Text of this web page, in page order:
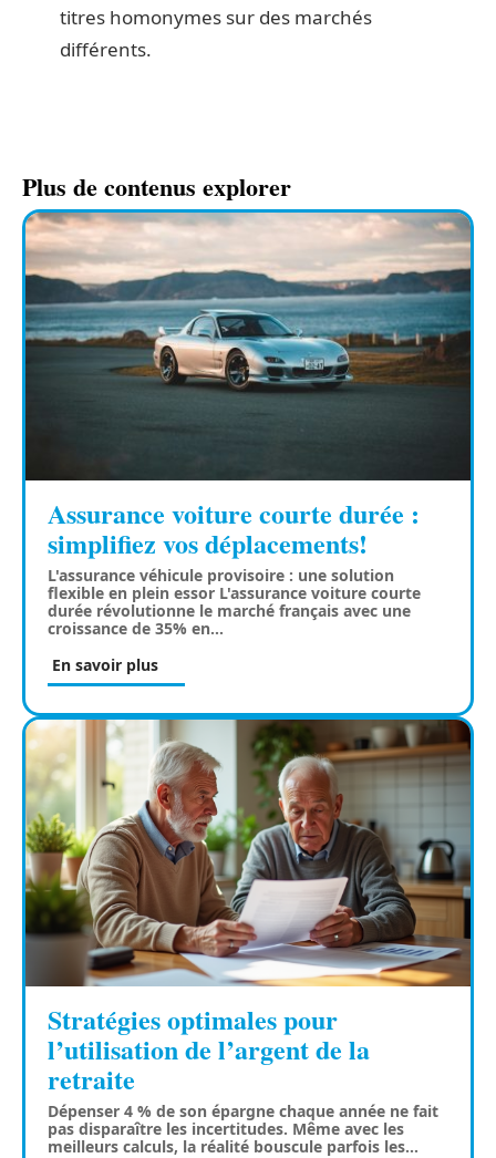
titres homonymes sur des marchés
différents.
Plus de contenus explorer
Assurance voiture courte durée :
simplifiez vos déplacements!
L'assurance véhicule provisoire : une solution
flexible en plein essor L'assurance voiture courte
durée révolutionne le marché français avec une
croissance de 35% en…
En savoir plus
Stratégies optimales pour
l’utilisation de l’argent de la
retraite
Dépenser 4 % de son épargne chaque année ne fait
pas disparaître les incertitudes. Même avec les
meilleurs calculs, la réalité bouscule parfois les…